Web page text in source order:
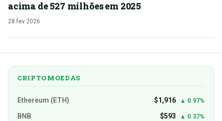
acima de 527 milhões em 2025
28 fev 2026
CRIPTOMOEDAS
Ethereum (ETH) $1,916 ▲ 0.97%
BNB $593 ▲ 0.37%